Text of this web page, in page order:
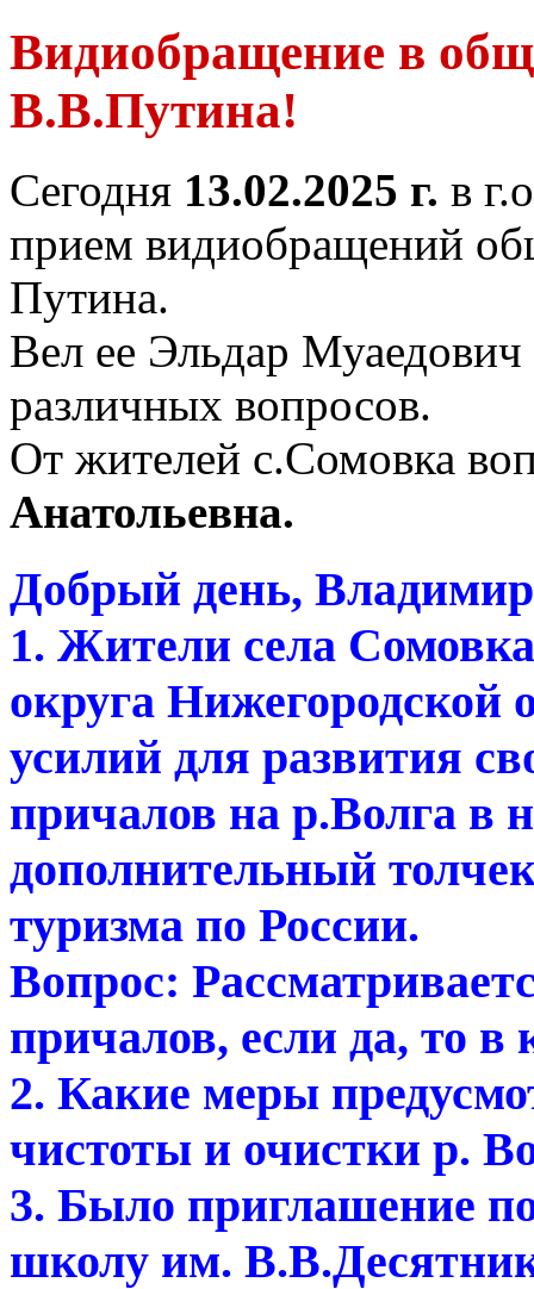
Видиобращение в
В.В.Путина!
Сегодня 13.02.2025 г. в
прием видиобращений
Путина.
Вел ее Эльдар
различных вопросов.
От жителей с.Сомовка
Анатольевна.
Добрый день,
1. Жители села
округа Нижегородской
усилий для развития
причалов на р.Волга в
дополнительный
туризма по России.
Вопрос:
причалов, если да, то в
2. Какие меры
чистоты и очистки р.
3. Было приглашение
школу им.